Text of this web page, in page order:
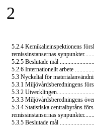
2
5.2.4 Kemikalieinspektionens
remissinstansernas
5.2.5 Beslutade mål
5.2.6 Internationellt arbete
5.3 Nyckeltal för
5.3.1 Miljövårdsberedningens
5.3.2
5.3.3 Miljövårdsberedningens
5.3.4 Statistiska centralbyråns
remissinstansernas
5.3.5 Beslutade mål